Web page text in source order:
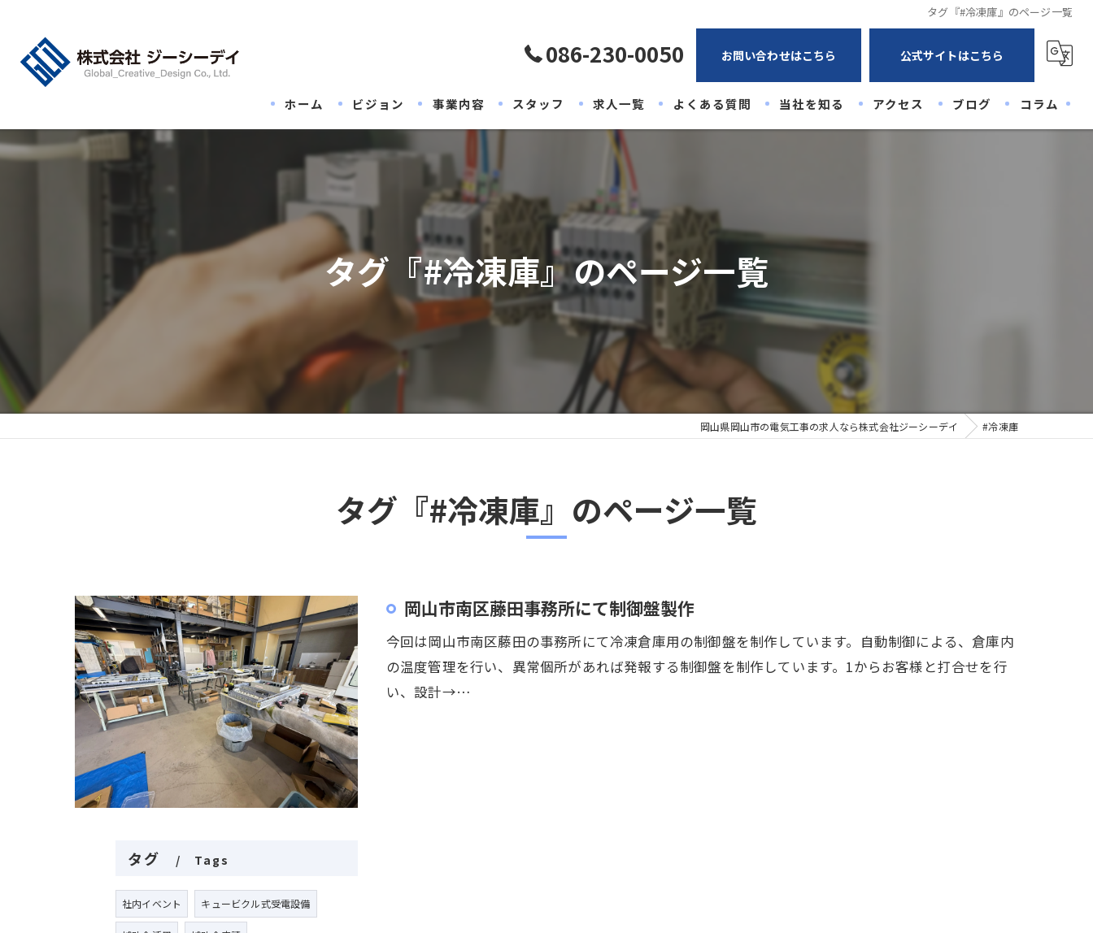
タグ『#冷凍庫』のページ一覧
086-230-0050 お問い合わせはこちら 公式サイトはこちら
ホーム ビジョン 事業内容 スタッフ 求人一覧 よくある質問 当社を知る
高卒
30代
アクセス ブログ コラム
タグ『#冷凍庫』のページ一覧
岡山県岡山市の電気工事の求人なら株式会社ジーシーデイ #冷凍庫
タグ『#冷凍庫』のページ一覧
岡山市南区藤田事務所にて制御盤製作
今回は岡山市南区藤田の事務所にて冷凍倉庫用の制御盤を制作しています。自動制御による、倉庫内
の温度管理を行い、異常個所があれば発報する制御盤を制作しています。1からお客様と打合せを行
い、設計→…
タグ Tags
社内イベント キュービクル式受電設備